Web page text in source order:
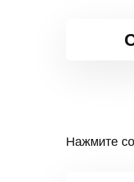
Нажмите